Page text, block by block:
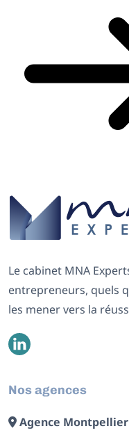
Le cabinet MNA
entrepreneurs, quels
les mener vers la
Nos agences
Agence